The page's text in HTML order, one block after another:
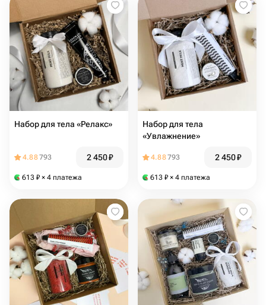
Набор для тела «Релакс»
4.88793 2 450₽
613 ₽ × 4 платежа
Набор для тела
«Увлажнение»
4.88793 2 450₽
613 ₽ × 4 платежа